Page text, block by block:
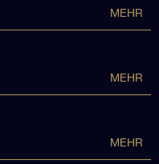
MEHR
MEHR
MEHR